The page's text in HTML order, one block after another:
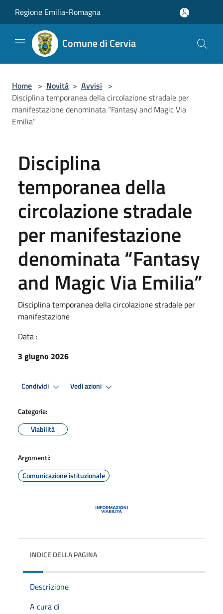
Regione Emilia-Romagna
Comune di Cervia
Home > Novità > Avvisi >
Disciplina temporanea della circolazione stradale per
manifestazione denominata “Fantasy and Magic Via
Emilia”
Disciplina
temporanea della
circolazione stradale
per manifestazione
denominata “Fantasy
and Magic Via Emilia”
Disciplina temporanea della circolazione stradale per
manifestazione
Data :
3 giugno 2026
Condividi Vedi azioni
Categorie:
Viabilità
Argomenti:
Comunicazione istituzionale
INDICE DELLA PAGINA
Descrizione
A cura di